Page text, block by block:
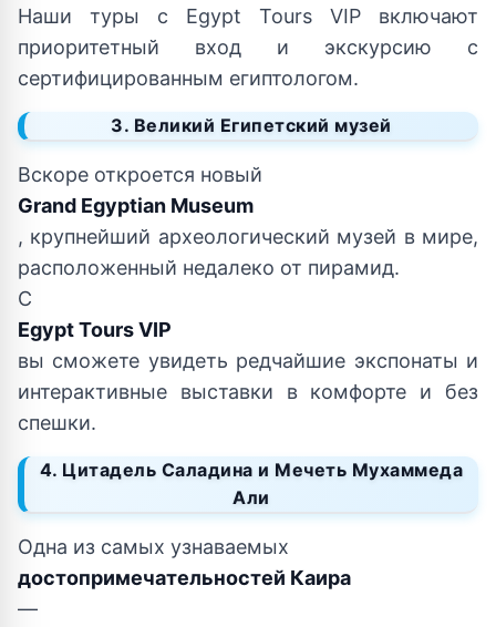
Наши туры с Egypt Tours VIP включают
приоритетный вход и экскурсию с
сертифицированным египтологом.
3. Великий Египетский музей
Вскоре откроется новый
Grand Egyptian Museum
, крупнейший археологический музей в мире,
расположенный недалеко от пирамид.
С
Egypt Tours VIP
вы сможете увидеть редчайшие экспонаты и
интерактивные выставки в комфорте и без
спешки.
4. Цитадель Саладина и Мечеть Мухаммеда
Али
Одна из самых узнаваемых
достопримечательностей Каира
—